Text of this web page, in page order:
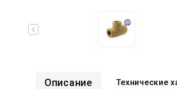
Описание Технические